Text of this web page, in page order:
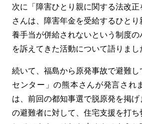
次に「障害ひとり親に関する法改正
さんは、障害年金を受給するひと
養手当が併給されないという制度
を訴えてきた活動について語りまし
続いて、福島から原発事故で避難し
センター」の熊本さんが発言され
は、前回の都知事選で脱原発を掲
の避難者に対して、住宅支援を打ち